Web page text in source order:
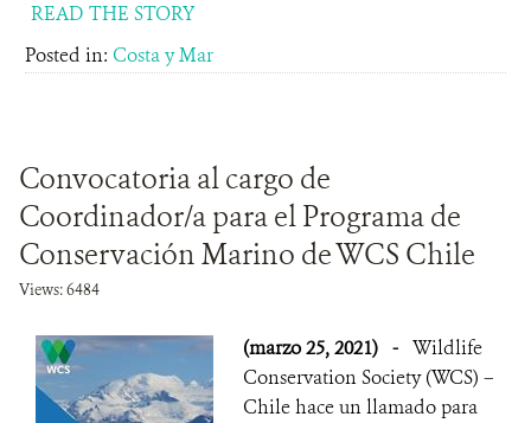
READ THE STORY
Posted in: Costa y Mar
Convocatoria al cargo de
Coordinador/a para el Programa de
Conservación Marino de WCS Chile
Views: 6484
(marzo 25, 2021) - Wildlife
Conservation Society (WCS) –
Chile hace un llamado para